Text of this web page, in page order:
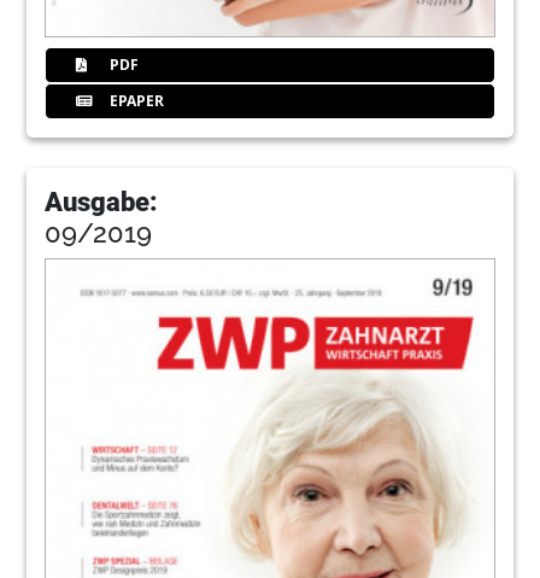
PDF
EPAPER
Ausgabe:
09/2019